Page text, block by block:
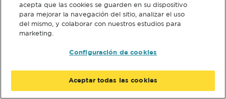
acepta que las cookies se guarden en su dispositivo
para mejorar la navegación del sitio, analizar el uso
del mismo, y colaborar con nuestros estudios para
marketing.
Configuración de cookies
Aceptar todas las cookies